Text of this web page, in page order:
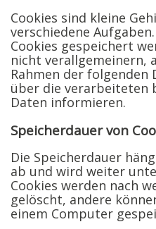
Cookies sind kleine
verschiedene
Cookies gespeichert
nicht verallgemeinern,
Rahmen der
über die verarbeiteten
Daten informieren.
Speicherdauer von
Die Speicherdauer
ab und wird weiter
Cookies werden nach
gelöscht, andere
einem Computer